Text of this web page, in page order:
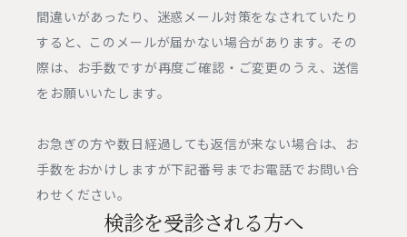
間違いがあったり、迷惑メール対策をなされていたり
すると、このメールが届かない場合があります。その
際は、お手数ですが再度ご確認・ご変更のうえ、送信
をお願いいたします。
お急ぎの方や数日経過しても返信が来ない場合は、お
手数をおかけしますが下記番号までお電話でお問い合
わせください。
検診を受診される方へ
0120-983-073
新宿三丁目駅E3出口直結 土日祝日営業
キャンペーンや休診のご案内など最新の情報を発信して
います。ぜひお友達登録・フォローをお願いします。